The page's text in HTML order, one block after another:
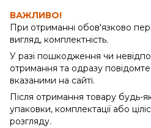
ВАЖЛИВО!
При отриманні обов'язково
вигляд, комплектність.
У разі пошкодження чи
отримання та одразу
вказаними на сайті.
Після отримання товару будь-
упаковки, комплектації або
розгляду.